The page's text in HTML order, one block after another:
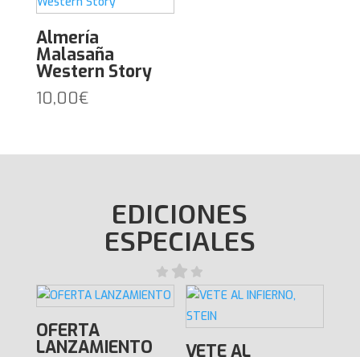
Almería
Malasaña
Western Story
10,00€
EDICIONES
ESPECIALES
OFERTA
LANZAMIENTO VETE AL